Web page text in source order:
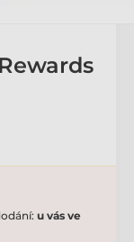
u vás ve